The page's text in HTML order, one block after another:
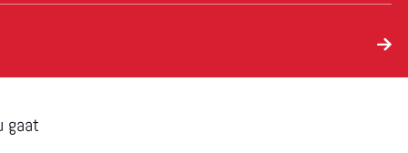
Plattegrond
gaat